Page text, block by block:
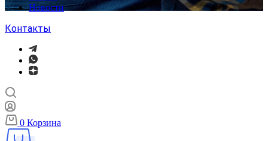
Новости
Контакты
0 Корзина